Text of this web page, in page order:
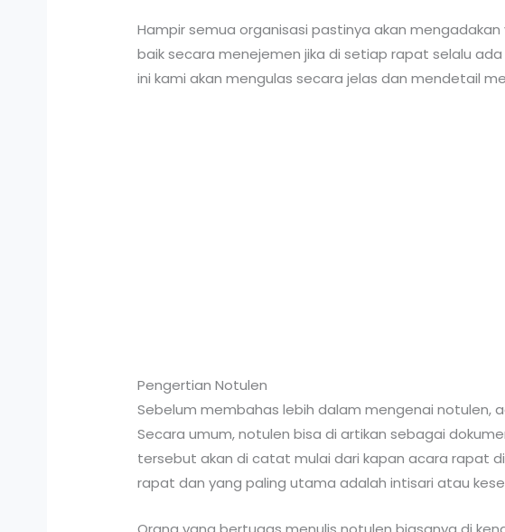
Hampir semua organisasi pastinya akan
baik secara menejemen jika di setiap rapat selalu
ini kami akan mengulas secara jelas dan mendetail
Pengertian Notulen
Sebelum membahas lebih dalam mengenai notulen,
Secara umum, notulen bisa di artikan sebagai
tersebut akan di catat mulai dari kapan acara rapat
rapat dan yang paling utama adalah intisari atau